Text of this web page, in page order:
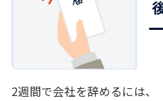
2週間で会社を辞めるには、